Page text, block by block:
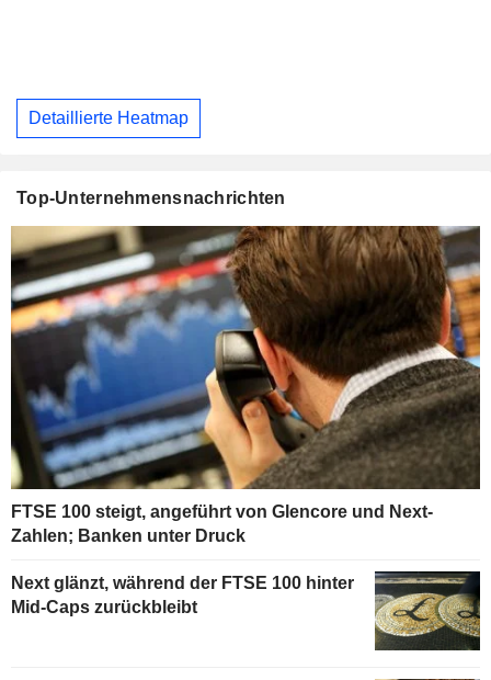
Detaillierte Heatmap
Top-Unternehmensnachrichten
FTSE 100 steigt, angeführt von Glencore und Next-
Zahlen; Banken unter Druck
Next glänzt, während der FTSE 100 hinter
Mid-Caps zurückbleibt